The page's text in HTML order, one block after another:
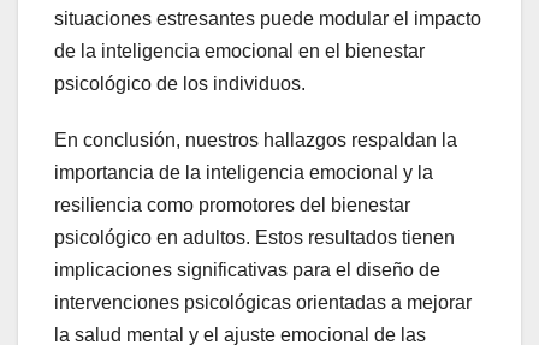
situaciones estresantes puede modular el impacto
de la inteligencia emocional en el bienestar
psicológico de los individuos.
En conclusión, nuestros hallazgos respaldan la
importancia de la inteligencia emocional y la
resiliencia como promotores del bienestar
psicológico en adultos. Estos resultados tienen
implicaciones significativas para el diseño de
intervenciones psicológicas orientadas a mejorar
la salud mental y el ajuste emocional de las